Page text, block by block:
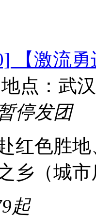
【激流
点：武
停发团
红色胜
乡（城
起